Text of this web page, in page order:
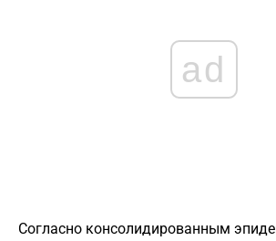
ad
Согласно консолидированным